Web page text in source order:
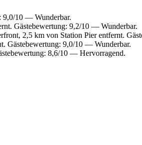
9,0/10 — Wunderbar.
Gästebewertung: 9,2/10 — Wunderbar.
2,5 km von Station Pier entfernt.
Gästebewertung: 9,0/10 — Wunderbar.
8,6/10 — Hervorragend.